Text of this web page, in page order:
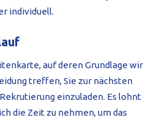
individuell.
auf deren Grundlage wir
treffen, Sie zur nächsten
einzuladen. Es lohnt
die Zeit zu nehmen, um das